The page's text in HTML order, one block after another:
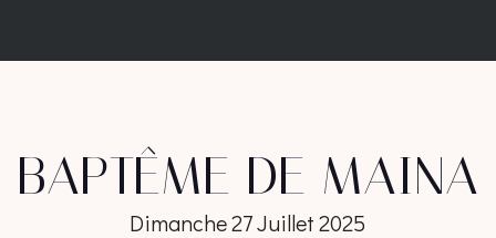
BAPTÊME DE MAINA
Dimanche 27 Juillet 2025